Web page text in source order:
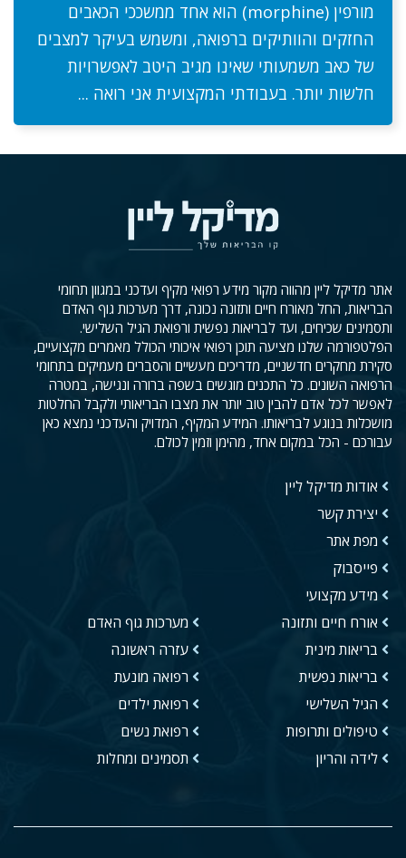
מורפין (morphine) הוא אחד ממשככי הכאבים
החזקים והוותיקים ברפואה, ומשמש בעיקר למצבים
של כאב משמעותי שאינו מגיב היטב לאפשרויות
חלשות יותר. בעבודתי המקצועית אני רואה ...
אתר מדיקל ליין מהווה מקור מידע רפואי מקיף ועדכני במגוון תחומי
הבריאות, החל מאורח חיים ותזונה נכונה, דרך מערכות גוף האדם
ותסמינים שכיחים, ועד לבריאות נפשית ורפואת הגיל השלישי.
הפלטפורמה שלנו מציעה תוכן רפואי איכותי הכולל מאמרים מקצועיים,
סקירת מחקרים חדשניים, מדריכים מעשיים והסברים מעמיקים בתחומי
הרפואה השונים. כל התכנים מוגשים בשפה ברורה ונגישה, במטרה
לאפשר לכל אדם להבין טוב יותר את מצבו הבריאותי ולקבל החלטות
מושכלות בנוגע לבריאותו. המידע המקיף, המדויק והעדכני נמצא כאן
עבורכם - הכל במקום אחד, מהימן וזמין לכולם.
אודות מדיקל ליין
יצירת קשר
מפת אתר
פייסבוק
מידע מקצועי
אורח חיים ותזונה
בריאות מינית
בריאות נפשית
הגיל השלישי
טיפולים ותרופות
לידה והריון
מערכות גוף האדם
עזרה ראשונה
רפואה מונעת
רפואת ילדים
רפואת נשים
תסמינים ומחלות